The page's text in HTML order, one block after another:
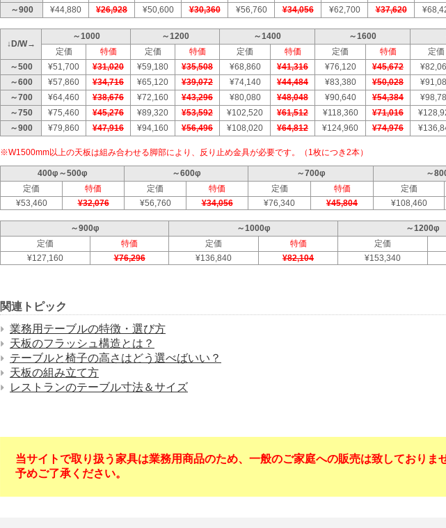
～900
¥44,880 ¥26,928 ¥50,600 ¥30,360 ¥56,760 ¥34,056 ¥62,700 ¥37,620
↓D/W→
～1000 ～1200 ～1400 ～1600
定価
特価 定価 特価 定価 特価 定価 特価 定価
～500
¥51,700 ¥31,020 ¥59,180 ¥35,508 ¥68,860 ¥41,316 ¥76,120 ¥45,672
～600
¥57,860 ¥34,716 ¥65,120 ¥39,072 ¥74,140 ¥44,484 ¥83,380 ¥50,028
～700
¥64,460 ¥38,676 ¥72,160 ¥43,296 ¥80,080 ¥48,048 ¥90,640 ¥54,384
～750
¥75,460 ¥45,276 ¥89,320 ¥53,592 ¥102,520 ¥61,512 ¥118,360 ¥71,016
～900
¥79,860 ¥47,916 ¥94,160 ¥56,496 ¥108,020 ¥64,812 ¥124,960 ¥74,976
※W1500mm以上の天板は組み合わせる脚部により、反り止め金具が必要です。（1枚につき2本）
400φ～500φ ～600φ ～700φ
～
定価
特価 定価 特価 定価 特価 定価
¥53,460
¥32,076 ¥56,760 ¥34,056 ¥76,340 ¥45,804 ¥108,460
～900φ ～1000φ
～1200φ
定価
特価 定価 特価 定価
¥127,160
¥76,296 ¥136,840 ¥82,104 ¥153,340
関連トピック
業務用テーブルの特徴・選び方
天板のフラッシュ構造とは？
テーブルと椅子の高さはどう選べばいい？
天板の組み立て方
レストランのテーブル寸法＆サイズ
当サイトで取り扱う家具は業務用商品のため、一般のご家庭への販売は致しておりま
予めご了承ください。